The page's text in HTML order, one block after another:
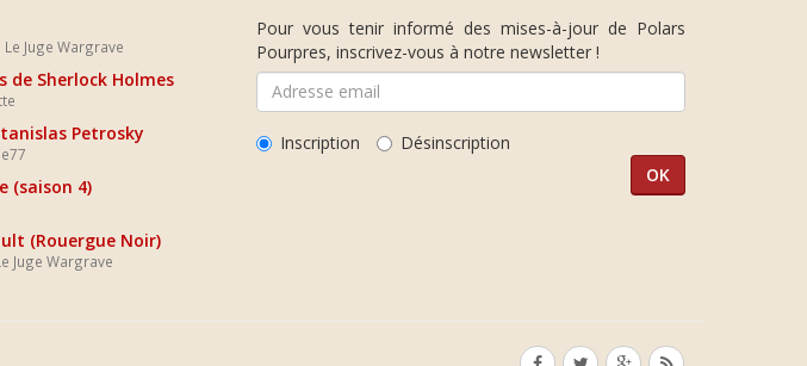
Le Juge Wargrave
de Sherlock Holmes
Petrosky
(saison 4)
(Rouergue Noir)
Juge Wargrave
Pour vous tenir informé des mises-à-jour de Polars
Pourpres, inscrivez-vous à notre newsletter !
Inscription Désinscription